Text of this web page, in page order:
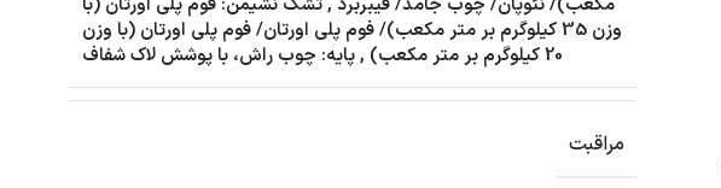
وزن 35 کیلوگرم بر متر مکعب)/ فوم پلی اورتان/ فوم پلی اورتان (با وزن
20 کیلوگرم بر متر مکعب)
,پایه: چوب راش، با پوشش لاک شفاف
مراقبت